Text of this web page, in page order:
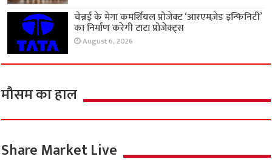
चेन्नई के मेगा कमर्शियल प्रोजेक्ट ‘आरएमज़ेड इन्फिनिटी’
का निर्माण करेगी टाटा प्रोजेक्ट्स
August 6, 2026
मौसम का हाल
Share Market Live